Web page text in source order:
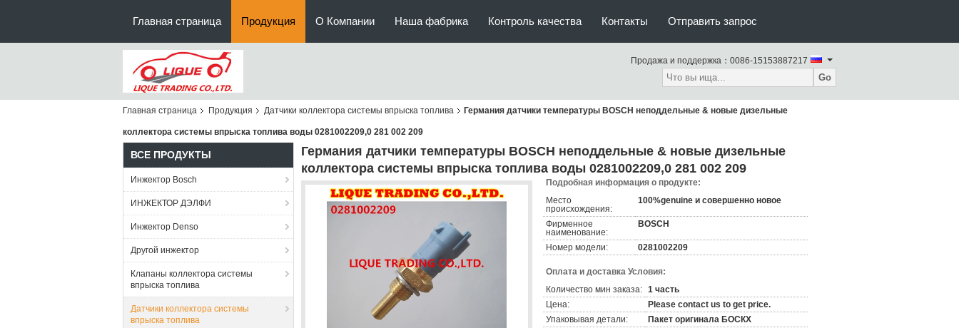
Главная страница Продукция О Компании Наша фабрика Контроль качества Контакты Отправить запрос
Продажа и поддержка： 0086-15153887217
Go
Главная страница Продукция Датчики коллектора системы впрыска топлива Германия датчики температуры BOSCH неподдельные & новые дизельные
коллектора системы впрыска топлива воды 0281002209,0 281 002 209
ВСЕ ПРОДУКТЫ
Инжектор Bosch
ИНЖЕКТОР ДЭЛФИ
Инжектор Denso
Другой инжектор
Клапаны коллектора системы
впрыска топлива
Датчики коллектора системы
впрыска топлива
Германия датчики температуры BOSCH неподдельные & новые дизельные
коллектора системы впрыска топлива воды 0281002209,0 281 002 209
Подробная информация о продукте:
Место
происхождения:
100%genuine и совершенно новое
Фирменное
наименование:
BOSCH
Номер модели: 0281002209
Оплата и доставка Условия:
Количество мин заказа: 1 часть
Цена:
Please contact us to get price.
Упаковывая детали:
Пакет оригинала БОСКХ